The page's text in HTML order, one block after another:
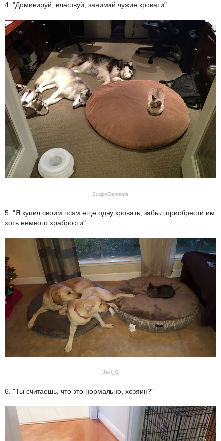
4. "Доминируй, властвуй, занимай чужие кровати"
SurgioClemente
5. "Я купил своим псам еще одну кровать, забыл приобрести им
хоть немного храбрости"
Jedi_Q
6. "Ты считаешь, что это нормально, хозяин?"